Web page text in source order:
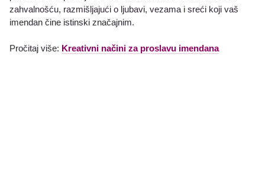
zahvalnošću, razmišljajući o ljubavi, vezama i sreći koji vaš
imendan čine istinski značajnim.
Pročitaj više: Kreativni načini za proslavu imendana